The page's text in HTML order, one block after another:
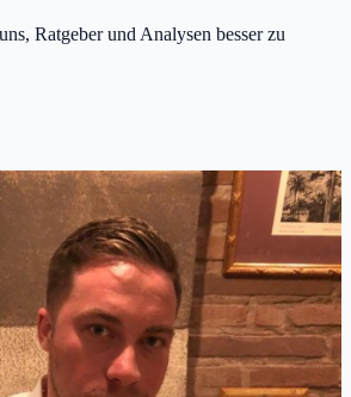
Ratgeber und Analysen besser zu